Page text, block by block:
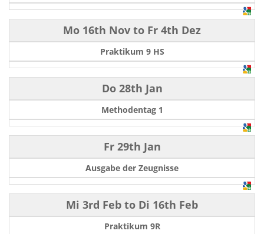
Mo 16th Nov to Fr 4th Dez
Praktikum 9 HS
Do 28th Jan
Methodentag 1
Fr 29th Jan
Ausgabe der Zeugnisse
Mi 3rd Feb to Di 16th Feb
Praktikum 9R